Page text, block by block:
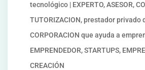
tecnológico | EXPERTO, ASESOR,
TUTORIZACION, prestador privado
CORPORACION que ayuda a
EMPRENDEDOR, STARTUPS,
CREACIÓN